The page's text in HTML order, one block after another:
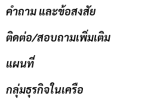
คำถาม และข้อสงสัย
ติดต่อ/สอบถามเพิ่มเติม
แผนที่
กลุ่มธุรกิจในเครือ